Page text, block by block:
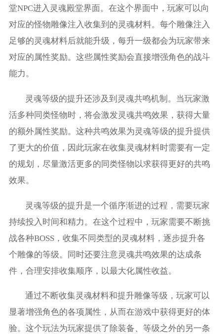
堂NPC进入灵魂殿堂界面。在这个界面中，玩家可以向
对应的怪物雕像注入收集到的灵魂材料。每个雕像注入
足够的灵魂材料后就能升级，每升一级都会为玩家带来
对应的属性奖励。这些属性奖励会直接增强角色的战斗
能力。
灵魂等级的提升还涉及到灵魂共鸣机制。当玩家激
活多种同类怪物时，将会激发灵魂共鸣效果，获得大量
的额外属性奖励。这种共鸣效果为灵魂等级的提升提供
了更大的价值，因此玩家在收集灵魂材料时需要有一定
的规划，尽量激活更多的同类怪物以求获得更好的共鸣
效果。
灵魂等级的提升是一个循序渐进的过程，需要玩家
持续投入时间和精力。在这个过程中，玩家需要不断挑
战各种BOSS，收集不同类型的灵魂材料，逐步提升各
个雕像的等级。同时还要注意灵魂共鸣效果的达成条
件，合理安排收集顺序，以最大化属性收益。
通过不断收集灵魂材料和提升雕像等级，玩家可以
显著增强角色的各项属性，从而在游戏中获得更好的体
验。这个玩法为玩家提供了除装备、等级之外的另一条